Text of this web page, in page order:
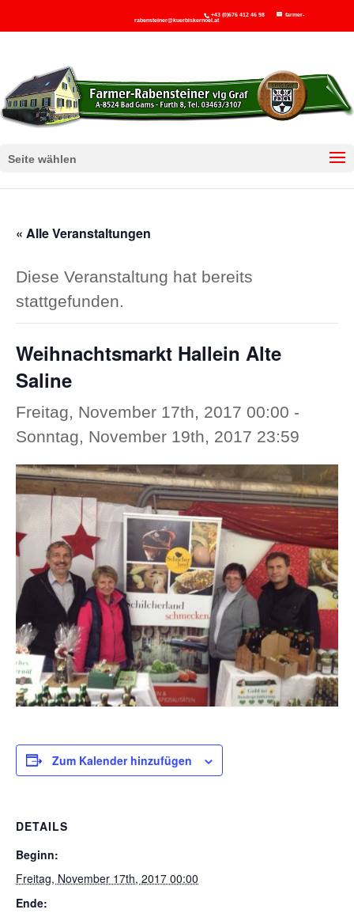
+43 (0)676 412 46 98
farmer-
rabensteiner@kuerbiskernoel.at
Seite wählen
« Alle Veranstaltungen
Diese Veranstaltung hat bereits
stattgefunden.
Weihnachtsmarkt Hallein Alte
Saline
Freitag, November 17th, 2017 00:00 -
Sonntag, November 19th, 2017 23:59
Zum Kalender hinzufügen
DETAILS
Beginn:
Freitag, November 17th, 2017 00:00
Ende: